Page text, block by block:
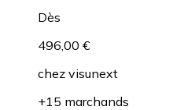
Dès
496,00 €
chez visunext
+15 marchands